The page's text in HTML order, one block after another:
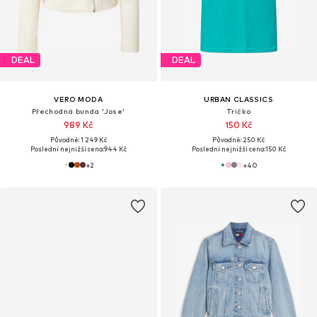
DEAL
VERO MODA
Přechodná bunda 'Jose'
989 Kč
Původně: 1 249 Kč
Poslední nejnižší cena:944 Kč
+2
DEAL
URBAN CLASSICS
Tričko
150 Kč
Původně: 250 Kč
Poslední nejnižší cena:150 Kč
+40